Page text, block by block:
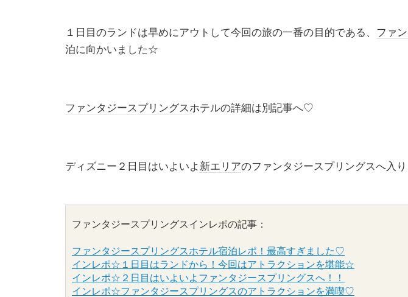
１日目のランドは早めにアウトして今回の旅の一番の目的である、 ファ
泊に向かいました☆
ファンタジースプリングスホテルの詳細は別記事へ♡
ディズニー２日目はいよいよ 新エリアのファンタジースプリングスへ入り
ファンタジースプリングス インレポの記事：
ファンタジースプリングスホテル宿泊レポ！最高すぎました♡
インレポ☆１日目はランドから！今回はアトラクションを堪能☆
インレポ☆２日目はいよいよファンタジースプリングスへ！！
インレポ☆ファンタジースプリングスのアトラクションを満喫♡